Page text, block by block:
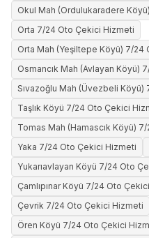
Okul Mah (Ordulukaradere
Orta 7/24 Oto Çekici Hizmeti
Orta Mah (Yeşiltepe Köyü) 7/24
Osmancık Mah (Avlayan Köyü)
Sıvazoğlu Mah (Üvezbeli
Taşlık Köyü 7/24 Oto Çekici
Tomas Mah (Hamascık Köyü)
Yaka 7/24 Oto Çekici Hizmeti
Yukarıavlayan Köyü 7/24 Oto
Çamlıpınar Köyü 7/24 Oto
Çevrik 7/24 Oto Çekici Hizmeti
Ören Köyü 7/24 Oto Çekici